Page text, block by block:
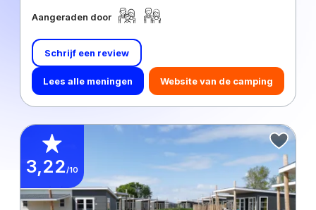
Aangeraden door
Schrijf een review
Lees alle meningen Website van de camping
3,22/10